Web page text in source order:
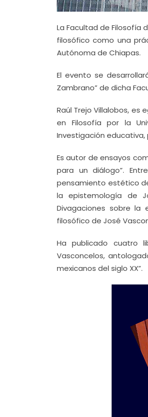
La Facultad de Filosofía
filosófico como una
Autónoma de Chiapas.
El evento se
Zambrano” de dicha
Raúl Trejo Villalobos,
en Filosofía por la
Investigación educativa,
Es autor de ensayos
para un diálogo”.
pensamiento estético
la epistemología de
Divagaciones sobre la
filosófico de José
Ha publicado cuatro
Vasconcelos,
mexicanos del siglo XX”.